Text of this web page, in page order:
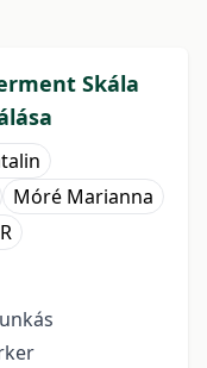
Skála
Móré Marianna